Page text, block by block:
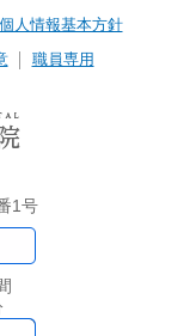
人情報基本方針
職員専用
1号